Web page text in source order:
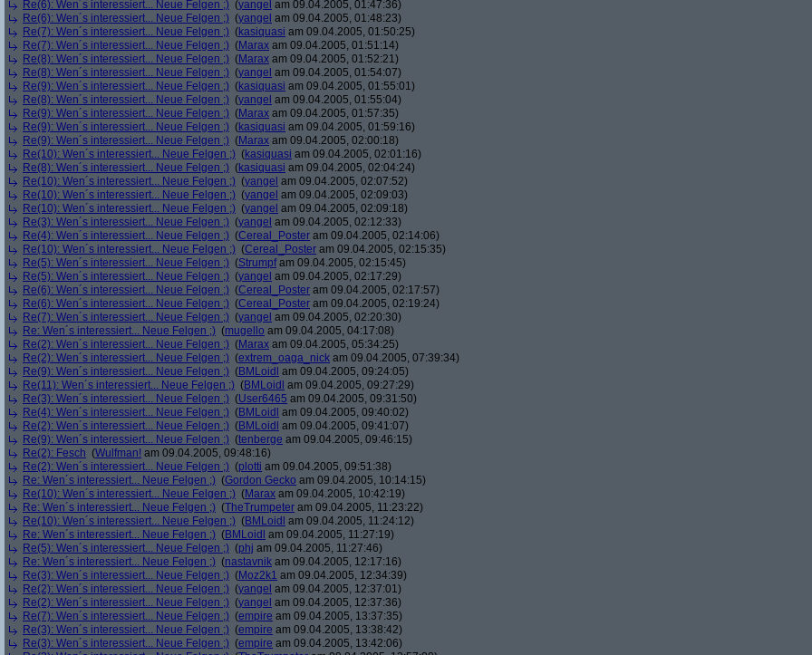
Re(6): Wen´s interessiert... Neue Felgen ;) (yangel am 09.04.2005, 01:47:36)
Re(6): Wen´s interessiert... Neue Felgen ;) (yangel am 09.04.2005, 01:48:23)
Re(7): Wen´s interessiert... Neue Felgen ;) (kasiquasi am 09.04.2005, 01:50:25)
Re(7): Wen´s interessiert... Neue Felgen ;) (Marax am 09.04.2005, 01:51:14)
Re(8): Wen´s interessiert... Neue Felgen ;) (Marax am 09.04.2005, 01:52:21)
Re(8): Wen´s interessiert... Neue Felgen ;) (yangel am 09.04.2005, 01:54:07)
Re(9): Wen´s interessiert... Neue Felgen ;) (kasiquasi am 09.04.2005, 01:55:01)
Re(8): Wen´s interessiert... Neue Felgen ;) (yangel am 09.04.2005, 01:55:04)
Re(9): Wen´s interessiert... Neue Felgen ;) (Marax am 09.04.2005, 01:57:35)
Re(9): Wen´s interessiert... Neue Felgen ;) (kasiquasi am 09.04.2005, 01:59:16)
Re(9): Wen´s interessiert... Neue Felgen ;) (Marax am 09.04.2005, 02:00:18)
Re(10): Wen´s interessiert... Neue Felgen ;) (kasiquasi am 09.04.2005, 02:01:16)
Re(8): Wen´s interessiert... Neue Felgen ;) (kasiquasi am 09.04.2005, 02:04:24)
Re(10): Wen´s interessiert... Neue Felgen ;) (yangel am 09.04.2005, 02:07:52)
Re(10): Wen´s interessiert... Neue Felgen ;) (yangel am 09.04.2005, 02:09:03)
Re(10): Wen´s interessiert... Neue Felgen ;) (yangel am 09.04.2005, 02:09:18)
Re(3): Wen´s interessiert... Neue Felgen ;) (yangel am 09.04.2005, 02:12:33)
Re(4): Wen´s interessiert... Neue Felgen ;) (Cereal_Poster am 09.04.2005, 02:14:06)
Re(10): Wen´s interessiert... Neue Felgen ;) (Cereal_Poster am 09.04.2005, 02:15:35)
Re(5): Wen´s interessiert... Neue Felgen ;) (Strumpfam 09.04.2005, 02:15:45)
Re(5): Wen´s interessiert... Neue Felgen ;) (yangel am 09.04.2005, 02:17:29)
Re(6): Wen´s interessiert... Neue Felgen ;) (Cereal_Poster am 09.04.2005, 02:17:57)
Re(6): Wen´s interessiert... Neue Felgen ;) (Cereal_Poster am 09.04.2005, 02:19:24)
Re(7): Wen´s interessiert... Neue Felgen ;) (yangel am 09.04.2005, 02:20:30)
Re: Wen´s interessiert... Neue Felgen ;) (mugello am 09.04.2005, 04:17:08)
Re(2): Wen´s interessiert... Neue Felgen ;) (Marax am 09.04.2005, 05:34:25)
Re(2): Wen´s interessiert... Neue Felgen ;) (extrem_oaga_nick am 09.04.2005, 07:39:34)
Re(9): Wen´s interessiert... Neue Felgen ;) (BMLoidl am 09.04.2005, 09:24:05)
Re(11): Wen´s interessiert... Neue Felgen ;) (BMLoidl am 09.04.2005, 09:27:29)
Re(3): Wen´s interessiert... Neue Felgen ;) (User6465 am 09.04.2005, 09:31:50)
Re(4): Wen´s interessiert... Neue Felgen ;) (BMLoidl am 09.04.2005, 09:40:02)
Re(2): Wen´s interessiert... Neue Felgen ;) (BMLoidl am 09.04.2005, 09:41:07)
Re(9): Wen´s interessiert... Neue Felgen ;) (tenberge am 09.04.2005, 09:46:15)
Re(2): Fesch (Wulfman! am 09.04.2005, 09:48:16)
Re(2): Wen´s interessiert... Neue Felgen ;) (plotti am 09.04.2005, 09:51:38)
Re: Wen´s interessiert... Neue Felgen ;) (Gordon Gecko am 09.04.2005, 10:14:15)
Re(10): Wen´s interessiert... Neue Felgen ;) (Marax am 09.04.2005, 10:42:19)
Re: Wen´s interessiert... Neue Felgen ;) (TheTrumpeter am 09.04.2005, 11:23:22)
Re(10): Wen´s interessiert... Neue Felgen ;) (BMLoidl am 09.04.2005, 11:24:12)
Re: Wen´s interessiert... Neue Felgen ;) (BMLoidl am 09.04.2005, 11:27:19)
Re(5): Wen´s interessiert... Neue Felgen ;) (phj am 09.04.2005, 11:27:46)
Re: Wen´s interessiert... Neue Felgen ;) (nastavnik am 09.04.2005, 12:17:16)
Re(3): Wen´s interessiert... Neue Felgen ;) (Moz2k1 am 09.04.2005, 12:34:39)
Re(2): Wen´s interessiert... Neue Felgen ;) (yangel am 09.04.2005, 12:37:01)
Re(2): Wen´s interessiert... Neue Felgen ;) (yangel am 09.04.2005, 12:37:36)
Re(7): Wen´s interessiert... Neue Felgen ;) (empire am 09.04.2005, 13:37:35)
Re(3): Wen´s interessiert... Neue Felgen ;) (empire am 09.04.2005, 13:38:42)
Re(3): Wen´s interessiert... Neue Felgen ;) (empire am 09.04.2005, 13:42:06)